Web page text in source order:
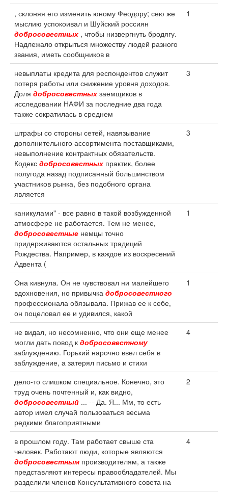
, склоняя его изменить юному Феодору; сею же
мыслию успокоивал и Шуйский россиян
добросовестных , чтобы низвергнуть бродягу.
Надлежало открыться множеству людей разного
звания, иметь сообщников в
1
невыплаты кредита для респондентов служит
потеря работы или снижение уровня доходов.
Доля добросовестных заемщиков в
исследовании НАФИ за последние два года
также сократилась в среднем
3
штрафы со стороны сетей, навязывание
дополнительного ассортимента поставщиками,
невыполнение контрактных обязательств.
Кодекс добросовестных практик, более
полугода назад подписанный большинством
участников рынка, без подобного органа
является
3
каникулами" - все равно в такой возбужденной
атмосфере не работается. Тем не менее,
добросовестные немцы точно
придерживаются остальных традиций
Рождества. Например, в каждое из воскресений
Адвента (
1
Она кивнула. Он не чувствовал ни малейшего
вдохновения, но привычка добросовестного
профессионала обязывала. Прижав ее к себе,
он поцеловал ее и удивился, какой
1
не видал, но несомненно, что они еще менее
могли дать повод к добросовестному
заблуждению. Горький нарочно ввел себя в
заблуждение, а затерял письмо и стихи
4
дело-то слишком специальное. Конечно, это
труд очень почтенный и, как видно,
добросовестный ... -- Да. Я... Мм, то есть
автор имел случай пользоваться весьма
редкими благоприятными
2
в прошлом году. Там работает свыше ста
человек. Работают люди, которые являются
добросовестным производителям, а также
представляют интересы правообладателей. Мы
разделили членов Консультативного совета на
4